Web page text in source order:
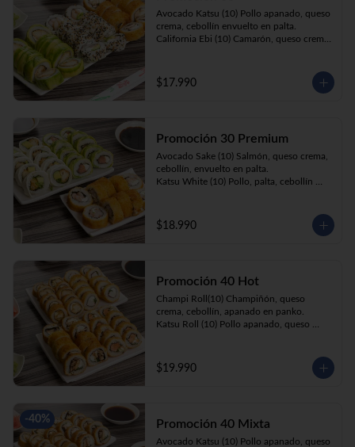
crema envuelto en panko.
Avocado Katsu (10) Pollo apanado, queso
crema, cebollín envuelto en palta.
California Ebi (10) Camarón, queso crema,
crema, cebollín, apanado en panko.
$17.990
Promoción 30 Premium
Avocado Sake (10) Salmón, queso crema,
cebollín, envuelto en palta.
Katsu White (10) Pollo, palta, cebollín
cebollín, apanado en panko.
$18.990
Promoción 40 Hot
Champi Roll(10) Champiñón, queso
crema, cebollín, apanado en panko.
Katsu Roll (10) Pollo apanado, queso
cebollín, apanado en panko.
Kani Roll(10) Kanikama, queso crema,
$19.990
-40% Promoción 40 Mixta
Avocado Katsu (10) Pollo apanado, queso